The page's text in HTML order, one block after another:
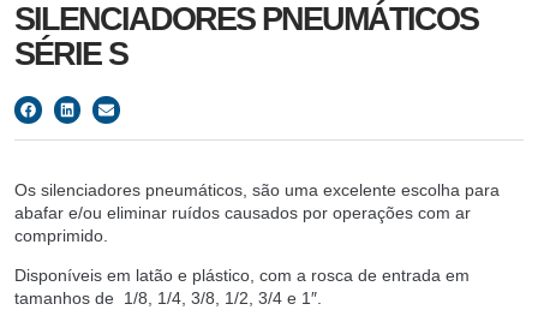
SILENCIADORES PNEUMÁTICOS
SÉRIE S
Os silenciadores pneumáticos, são uma excelente escolha para
abafar e/ou eliminar ruídos causados por operações com ar
comprimido.
Disponíveis em latão e plástico, com a rosca de entrada em
tamanhos de 1/8, 1/4, 3/8, 1/2, 3/4 e 1″.